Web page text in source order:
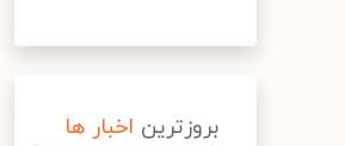
بروزترین اخبار ها